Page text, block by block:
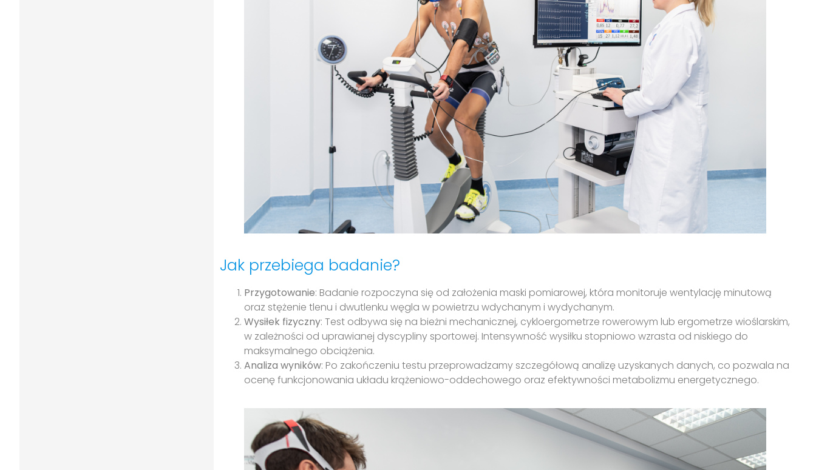
Jak przebiega badanie?
Przygotowanie: Badanie rozpoczyna się od założenia maski pomiarowej, która monitoruje wentylację minutową
oraz stężenie tlenu i dwutlenku węgla w powietrzu wdychanym i wydychanym.
Wysiłek fizyczny: Test odbywa się na bieżni mechanicznej, cykloergometrze rowerowym lub ergometrze wioślarskim,
w zależności od uprawianej dyscypliny sportowej. Intensywność wysiłku stopniowo wzrasta od niskiego do
maksymalnego obciążenia.
Analiza wyników: Po zakończeniu testu przeprowadzamy szczegółową analizę uzyskanych danych, co pozwala na
ocenę funkcjonowania układu krążeniowo-oddechowego oraz efektywności metabolizmu energetycznego.